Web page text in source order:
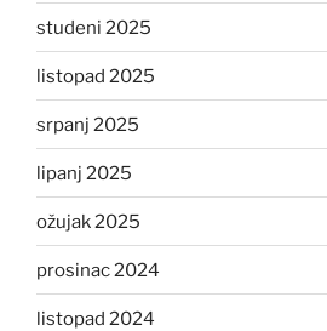
studeni 2025
listopad 2025
srpanj 2025
lipanj 2025
ožujak 2025
prosinac 2024
listopad 2024